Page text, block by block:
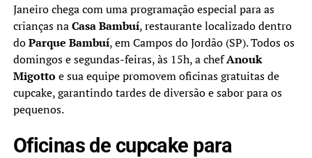
Janeiro chega com uma programação especial para as
crianças naCasa Bambuí, restaurante localizado dentro
doParque Bambuí, em Campos do Jordão (SP). Todos os
domingos e segundas-feiras, às 15h, a chefAnouk
Migotto e sua equipe promovem oficinas gratuitas de
cupcake, garantindo tardes de diversão e sabor para os
pequenos.
Oficinas de cupcake para